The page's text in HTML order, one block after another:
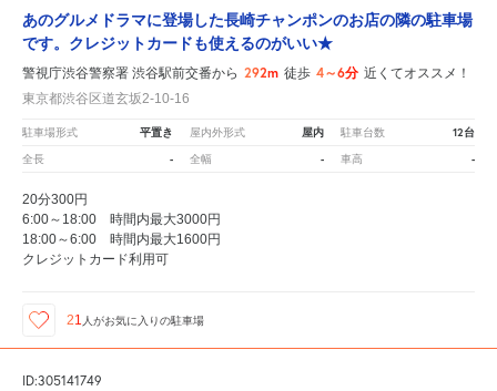
あのグルメドラマに登場した長崎チャンポンのお店の隣の駐車場
です。クレジットカードも使えるのがいい★
警視庁渋谷警察署 渋谷駅前交番から 292m 徒歩 4～6分 近くてオススメ！
東京都渋谷区道玄坂2-10-16
駐車場形式 平置き 屋内外形式 屋内 駐車台数 12台
全長 - 全幅 - 車高 -
20分300円
6:00～18:00 時間内最大3000円
18:00～6:00 時間内最大1600円
クレジットカード利用可
21 人がお気に入りの駐車場
ID:305141749